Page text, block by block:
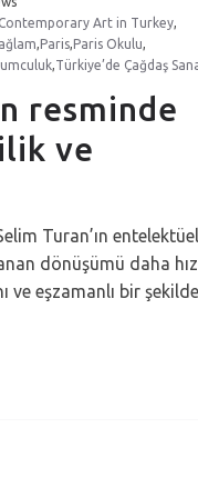
Contemporary Art in Turkey,
, Paris, Paris Okulu,
,Türkiye’de Çağdaş
resminde
ve
Turan’ın entelektüel
dönüşümü daha
ve eşzamanlı bir şekilde